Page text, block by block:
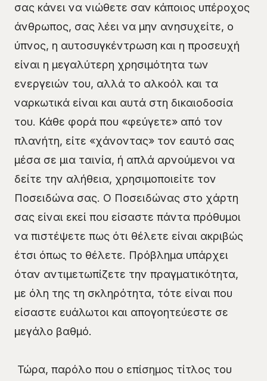
σας κάνει να νιώθετε σαν κάποιος υπέροχος
άνθρωπος, σας λέει να μην ανησυχείτε, ο
ύπνος, η αυτοσυγκέντρωση και η προσευχή
είναι η μεγαλύτερη χρησιμότητα των
ενεργειών του, αλλά το αλκοόλ και τα
ναρκωτικά είναι και αυτά στη δικαιοδοσία
του. Κάθε φορά που «φεύγετε» από τον
πλανήτη, είτε «χάνοντας» τον εαυτό σας
μέσα σε μια ταινία, ή απλά αρνούμενοι να
δείτε την αλήθεια, χρησιμοποιείτε τον
Ποσειδώνα σας. Ο Ποσειδώνας στο χάρτη
σας είναι εκεί που είσαστε πάντα πρόθυμοι
να πιστέψετε πως ότι θέλετε είναι ακριβώς
έτσι όπως το θέλετε. Πρόβλημα υπάρχει
όταν αντιμετωπίζετε την πραγματικότητα,
με όλη της τη σκληρότητα, τότε είναι που
είσαστε ευάλωτοι και απογοητεύεστε σε
μεγάλο βαθμό.
Τώρα, παρόλο που ο επίσημος τίτλος του